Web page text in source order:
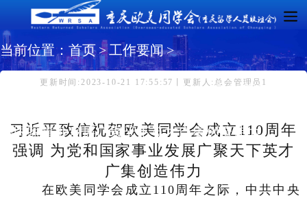
当前位置： 首页 >工作要闻>
习近平致信祝贺欧美同学会成立110周年强调 为党
和国家事业发展广聚天下英才广集创造伟力
更新时间:2023-10-21 17:55:57丨更新人:总会管理员1
习近平致信祝贺欧美同学会成立110周年
强调 为党和国家事业发展广聚天下英才
广集创造伟力
在欧美同学会成立110周年之际，中共中央